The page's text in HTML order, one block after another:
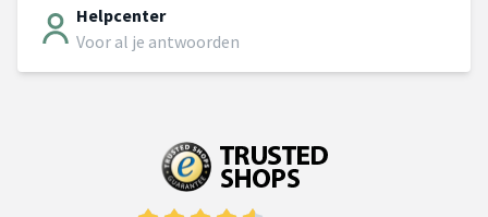
Helpcenter
Voor al je antwoorden